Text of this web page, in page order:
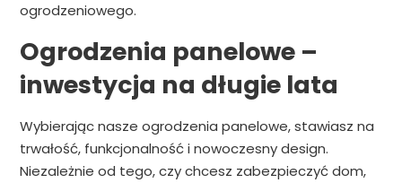
ogrodzeniowego.
Ogrodzenia panelowe –
inwestycja na długie lata
Wybierając nasze ogrodzenia panelowe, stawiasz na
trwałość, funkcjonalność i nowoczesny design.
Niezależnie od tego, czy chcesz zabezpieczyć dom,